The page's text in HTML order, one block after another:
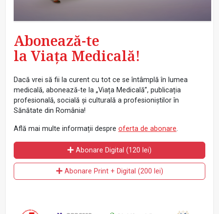
Abonează-te
la Viața Medicală!
Dacă vrei să fii la curent cu tot ce se întâmplă în lumea
medicală, abonează-te la „Viața Medicală”, publicația
profesională, socială și culturală a profesioniștilor în
Sănătate din România!
Află mai multe informații despre oferta de abonare.
Abonare Digital (120 lei)
Abonare Print + Digital (200 lei)